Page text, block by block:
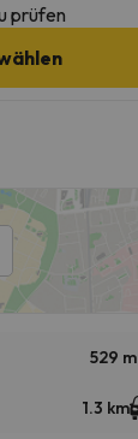
prüfen
529 m
1.3 km